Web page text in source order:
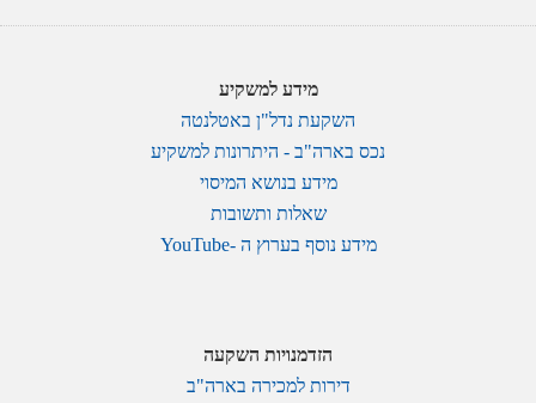
מידע למשקיע
השקעת נדל"ן באטלנטה
נכס בארה"ב - היתרונות למשקיע
מידע בנושא המיסוי
שאלות ותשובות
מידע נוסף בערוץ ה -YouTube
הזדמנויות השקעה
דירות למכירה בארה"ב